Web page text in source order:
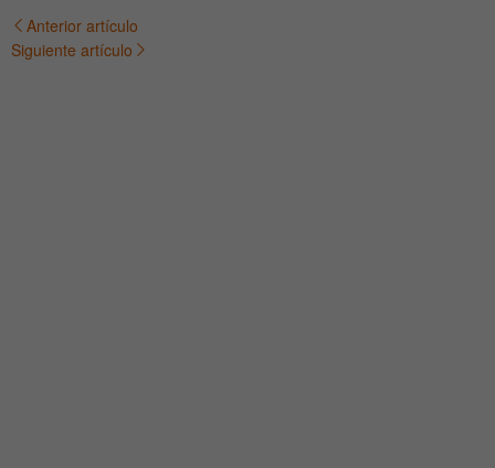
Navegación
Anterior artículo
Siguiente artículo